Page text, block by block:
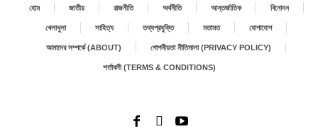
হোম জাতীয় রাজনীতি অর্থনীতি আন্তর্জাতিক বিনোদন
খেলাধুলা সাহিত্য তথ্যপ্রযুক্তি মতামত যোগাযোগ
আমাদের সম্পর্কে (ABOUT) গোপনীয়তা নীতিমালা (PRIVACY POLICY)
শর্তাবলী (TERMS & CONDITIONS)